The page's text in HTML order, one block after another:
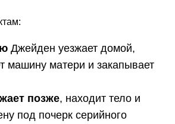
Джейден уезжает домой,
машину матери и закапывает
позже, находит тело и
под почерк серийного